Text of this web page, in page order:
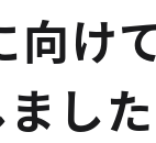
向け
した